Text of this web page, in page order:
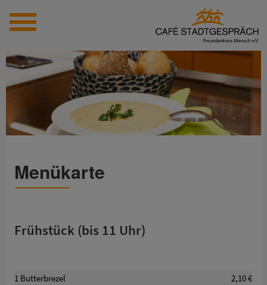
Startseite
Aktuell
Menükarte
Frühstück (bis 11 Uhr)
1 Butterbrezel
2,10 €